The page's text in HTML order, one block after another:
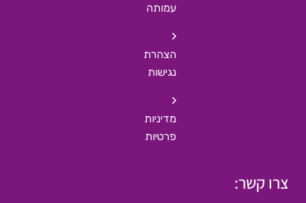
עמותה
הצהרת
נגישות
מדיניות
פרטיות
צרו קשר: